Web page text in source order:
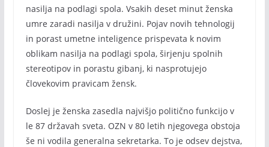
nasilja na podlagi spola. Vsakih deset minut ženska
umre zaradi nasilja v družini. Pojav novih tehnologij
in porast umetne inteligence prispevata k novim
oblikam nasilja na podlagi spola, širjenju spolnih
stereotipov in porastu gibanj, ki nasprotujejo
človekovim pravicam žensk.
Doslej je ženska zasedla najvišjo politično funkcijo v
le 87 državah sveta. OZN v 80 letih njegovega obstoja
še ni vodila generalna sekretarka. To je odsev dejstva,